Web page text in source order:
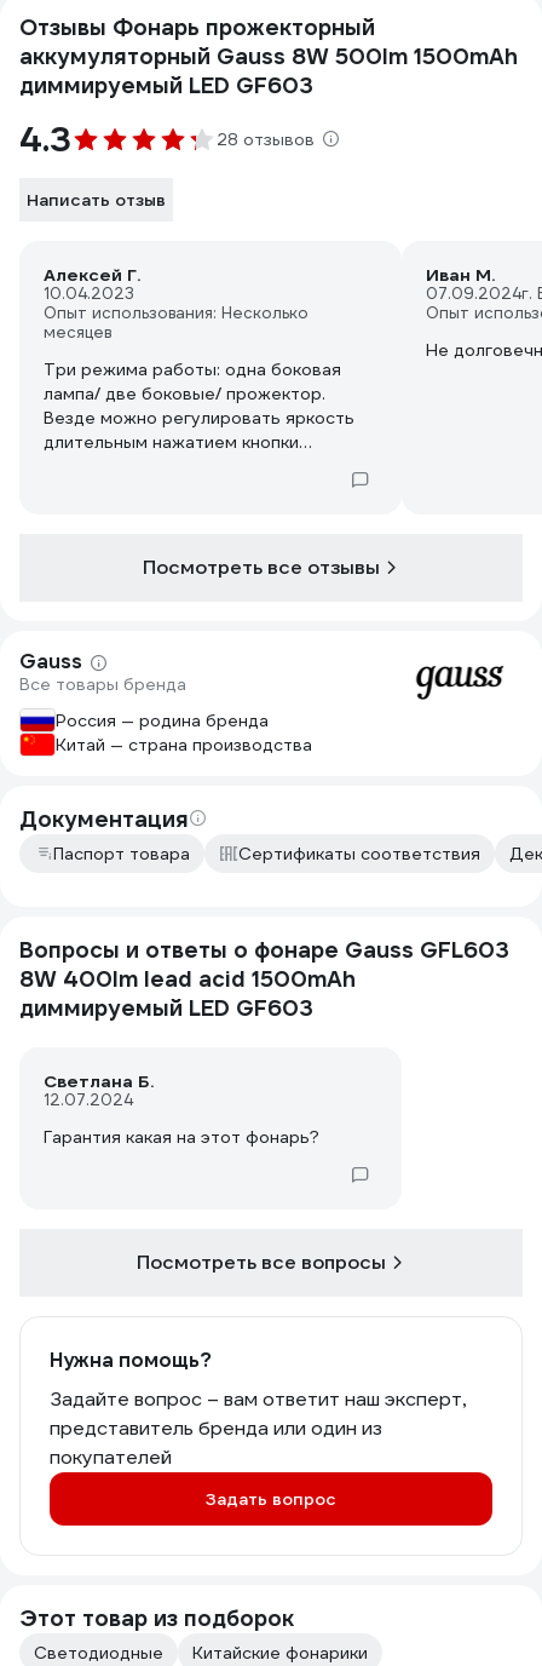
Отзывы Фонарь прожекторный
аккумуляторный Gauss 8W 500lm 1500mAh
диммируемый LED GF603
4.3 28 отзывов
Написать отзыв
Алексей Г.
10.04.2023
Опыт использования: Несколько
месяцев
Три режима работы: одна боковая
лампа/ две боковые/ прожектор.
Везде можно регулировать яркость
длительным нажатием кнопки
Иван М.
07.09.2024г.
Опыт
Не
Посмотреть все отзывы
Gauss
Все товары бренда
Россия — родина бренда
Китай — страна производства
Документация
Паспорт товара Сертификаты соответствия
Вопросы и ответы о фонаре Gauss GFL603
8W 400lm lead acid 1500mAh
диммируемый LED GF603
Светлана Б.
12.07.2024
Гарантия какая на этот фонарь?
Посмотреть все вопросы
Нужна помощь?
Задайте вопрос – вам ответит наш эксперт,
представитель бренда или один из
покупателей
Задать вопрос
Этот товар из подборок
Светодиодные
Китайские фонарики